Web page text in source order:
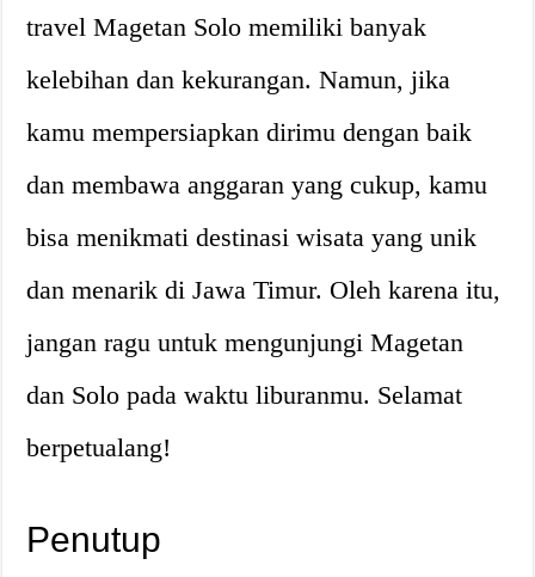
travel Magetan Solo memiliki banyak
kelebihan dan kekurangan. Namun, jika
kamu mempersiapkan dirimu dengan baik
dan membawa anggaran yang cukup, kamu
bisa menikmati destinasi wisata yang unik
dan menarik di Jawa Timur. Oleh karena itu,
jangan ragu untuk mengunjungi Magetan
dan Solo pada waktu liburanmu. Selamat
berpetualang!
Penutup